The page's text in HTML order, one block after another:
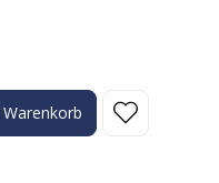
Wert ein oder benutze die